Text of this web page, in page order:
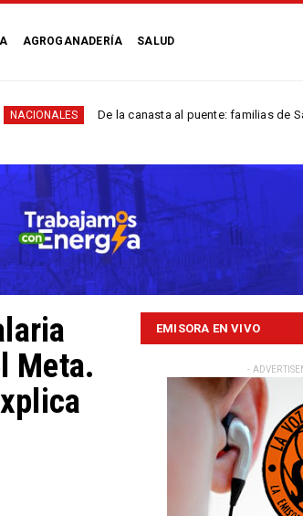
AGROGANADERÍA SALUD
De la canasta al puente: familias de San Juanito
Meta.
EMISORA EN VIVO
-